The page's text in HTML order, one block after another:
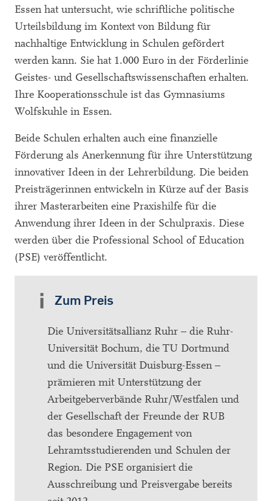
Essen hat untersucht, wie schriftliche politische
Urteilsbildung im Kontext von Bildung für
nachhaltige Entwicklung in Schulen gefördert
werden kann. Sie hat 1.000 Euro in der Förderlinie
Geistes- und Gesellschaftswissenschaften erhalten.
Ihre Kooperationsschule ist das Gymnasiums
Wolfskuhle in Essen.
Beide Schulen erhalten auch eine finanzielle
Förderung als Anerkennung für ihre Unterstützung
innovativer Ideen in der Lehrerbildung. Die beiden
Preisträgerinnen entwickeln in Kürze auf der Basis
ihrer Masterarbeiten eine Praxishilfe für die
Anwendung ihrer Ideen in der Schulpraxis. Diese
werden über die Professional School of Education
(PSE) veröffentlicht.
Zum Preis
Die Universitätsallianz Ruhr – die Ruhr-
Universität Bochum, die TU Dortmund
und die Universität Duisburg-Essen –
prämieren mit Unterstützung der
Arbeitgeberverbände Ruhr/Westfalen und
der Gesellschaft der Freunde der RUB
das besondere Engagement von
Lehramtsstudierenden und Schulen der
Region. Die PSE organisiert die
Ausschreibung und Preisvergabe bereits